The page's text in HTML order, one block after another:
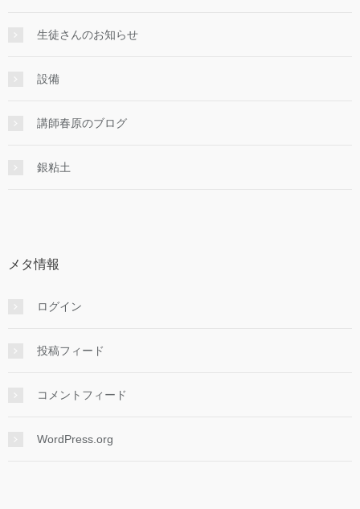
生徒さんのお知らせ
設備
講師春原のブログ
銀粘土
メタ情報
ログイン
投稿フィード
コメントフィード
WordPress.org